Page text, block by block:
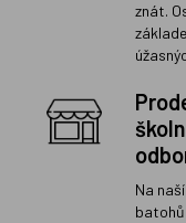
znát.
Na
batohů